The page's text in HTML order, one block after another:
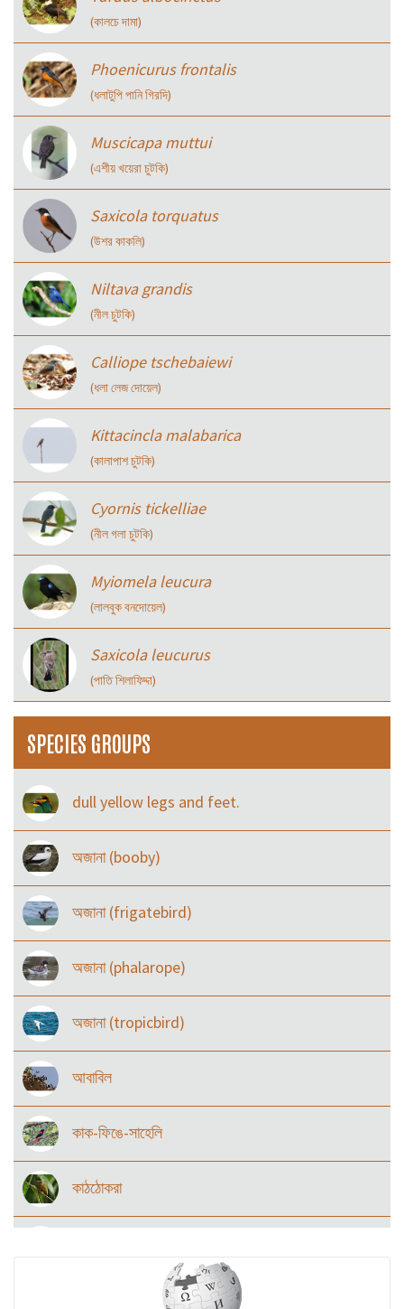
(কালচে দামা)
Phoenicurus frontalis
(ধলাটুপি পানি গিরদি)
Muscicapa muttui
(এশীয় খয়েরা চুটকি)
Saxicola torquatus
(উশর কাকলি)
Niltava grandis
(নীল চুটকি)
Calliope tschebaiewi
(ধলা লেজ দোয়েল)
Kittacincla malabarica
(কালাপাশ চুটকি)
Cyornis tickelliae
(নীল গলা চুটকি)
Myiomela leucura
(লালবুক বনদোয়েল)
Saxicola leucurus
(পাতি শিলাফিদ্দা)
SPECIES GROUPS
dull yellow legs and feet.
অজানা (booby)
অজানা (frigatebird)
অজানা (phalarope)
অজানা (tropicbird)
আবাবিল
কাক-ফিঙে-সাহেলি
কাঠঠোকরা
কাস্তেচরা - চামচঠুটি